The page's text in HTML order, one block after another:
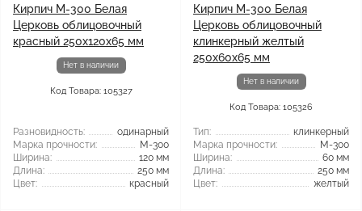
Кирпич М-300 Белая
Церковь облицовочный
красный 250х120х65 мм
Нет в наличии
Код Товара: 105327
Разновидность:
одинарный
Марка прочности:
М-300
Ширина:
120 мм
Длина:
250 мм
Цвет:
красный
Кирпич М-300 Белая
Церковь облицовочный
клинкерный желтый
250x60x65 мм
Нет в наличии
Код Товара: 105326
Тип:
клинкерный
Марка прочности:
М-300
Ширина:
60 мм
Длина:
250 мм
Цвет:
желтый